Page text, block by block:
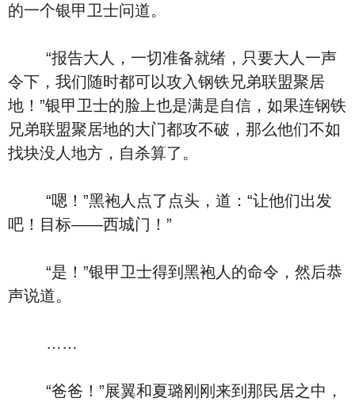
的一个银甲卫士问道。
“报告大人，一切准备就绪，只要大人一声
令下，我们随时都可以攻入钢铁兄弟联盟聚居
地！”银甲卫士的脸上也是满是自信，如果连钢铁
兄弟联盟聚居地的大门都攻不破，那么他们不如
找块没人地方，自杀算了。
“嗯！”黑袍人点了点头，道：“让他们出发
吧！目标——西城门！”
“是！”银甲卫士得到黑袍人的命令，然后恭
声说道。
……
“爸爸！”展翼和夏璐刚刚来到那民居之中，